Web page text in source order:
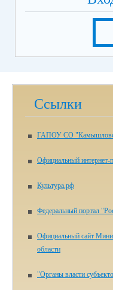
Ссылки
ГАПОУ СО
Официальный интернет-
Культура.рф
Федеральный портал
Официальный сайт
области
"Органы власти